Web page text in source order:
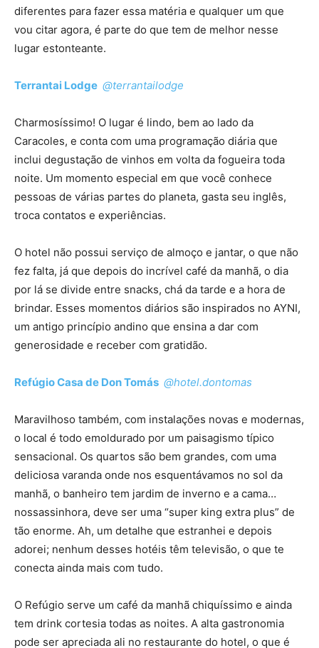
diferentes para fazer essa matéria e qualquer um que
vou citar agora, é parte do que tem de melhor nesse
lugar estonteante.
Terrantai Lodge @terrantailodge
Charmosíssimo! O lugar é lindo, bem ao lado da
Caracoles, e conta com uma programação diária que
inclui degustação de vinhos em volta da fogueira toda
noite. Um momento especial em que você conhece
pessoas de várias partes do planeta, gasta seu inglês,
troca contatos e experiências.
O hotel não possui serviço de almoço e jantar, o que não
fez falta, já que depois do incrível café da manhã, o dia
por lá se divide entre snacks, chá da tarde e a hora de
brindar. Esses momentos diários são inspirados no AYNI,
um antigo princípio andino que ensina a dar com
generosidade e receber com gratidão.
Refúgio Casa de Don Tomás @hotel.dontomas
Maravilhoso também, com instalações novas e modernas,
o local é todo emoldurado por um paisagismo típico
sensacional. Os quartos são bem grandes, com uma
deliciosa varanda onde nos esquentávamos no sol da
manhã, o banheiro tem jardim de inverno e a cama…
nossassinhora, deve ser uma “super king extra plus” de
tão enorme. Ah, um detalhe que estranhei e depois
adorei; nenhum desses hotéis têm televisão, o que te
conecta ainda mais com tudo.
O Refúgio serve um café da manhã chiquíssimo e ainda
tem drink cortesia todas as noites. A alta gastronomia
pode ser apreciada ali no restaurante do hotel, o que é